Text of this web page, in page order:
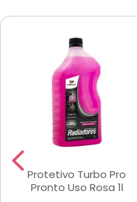
Protetivo Turbo Pro
Pronto Uso Rosa 1l